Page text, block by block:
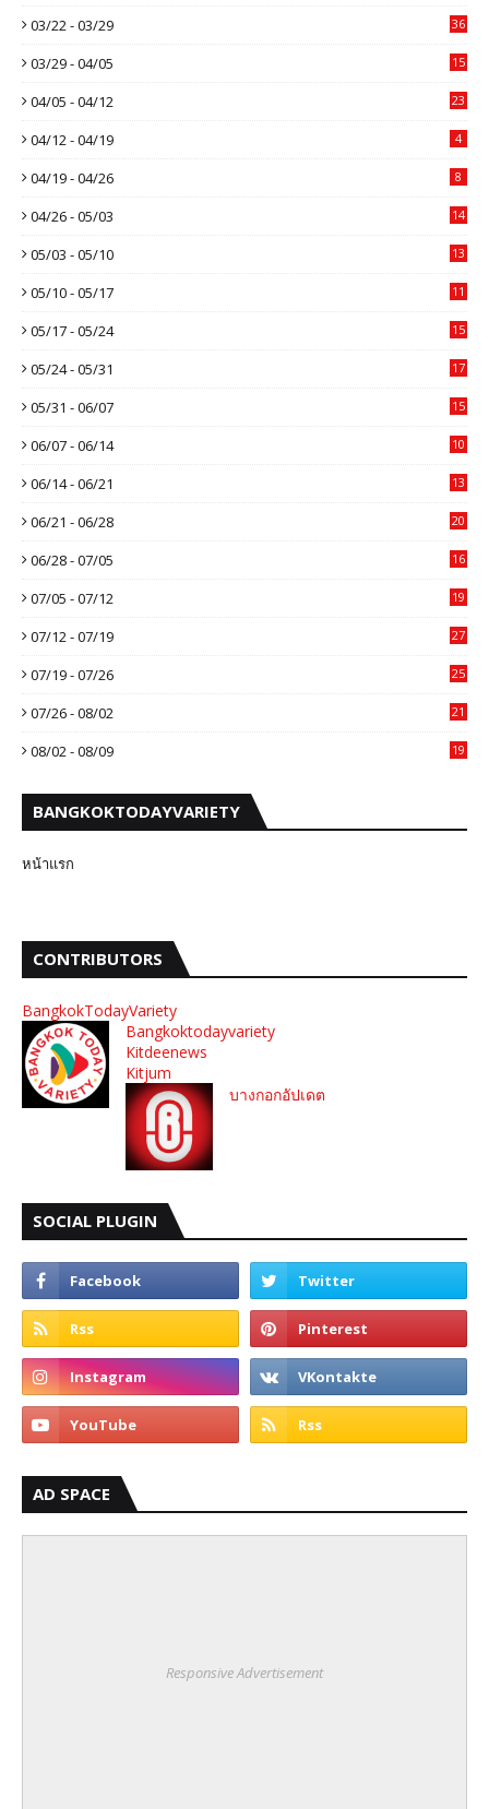
03/22 - 03/29 36
03/29 - 04/05 15
04/05 - 04/12 23
04/12 - 04/19 4
04/19 - 04/26 8
04/26 - 05/03 14
05/03 - 05/10 13
05/10 - 05/17 11
05/17 - 05/24 15
05/24 - 05/31 17
05/31 - 06/07 15
06/07 - 06/14 10
06/14 - 06/21 13
06/21 - 06/28 20
06/28 - 07/05 16
07/05 - 07/12 19
07/12 - 07/19 27
07/19 - 07/26 25
07/26 - 08/02 21
08/02 - 08/09 19
BANGKOKTODAYVARIETY
หน้าแรก
CONTRIBUTORS
BangkokTodayVariety
Bangkoktodayvariety
Kitdeenews
Kitjum
บางกอกอัปเดต
SOCIAL PLUGIN
AD SPACE
Responsive Advertisement